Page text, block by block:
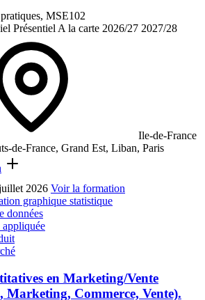
MSE102
Présentiel A la carte 2026/27 2027/28
Ile-de-France
de-France, Grand Est, Liban, Paris
2026 Voir la formation
graphique statistique
données
appliquée
en Marketing/Vente
Commerce, Vente).